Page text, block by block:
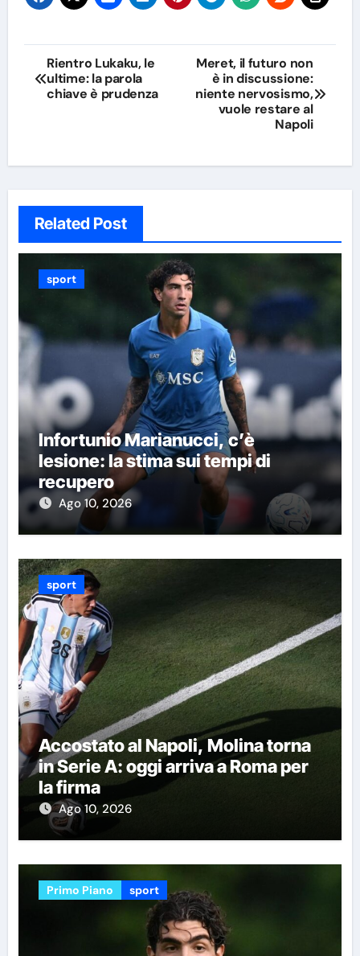
Navigazione
articoli
Rientro Lukaku, le
ultime: la parola
chiave è prudenza
Meret, il futuro non
è in discussione:
niente nervosismo,
vuole restare al
Napoli
Related Post
sport
Infortunio Marianucci, c’è
lesione: la stima sui tempi di
recupero
Ago 10, 2026
sport
Accostato al Napoli, Molina torna
in Serie A: oggi arriva a Roma per
la firma
Ago 10, 2026
Primo Piano sport